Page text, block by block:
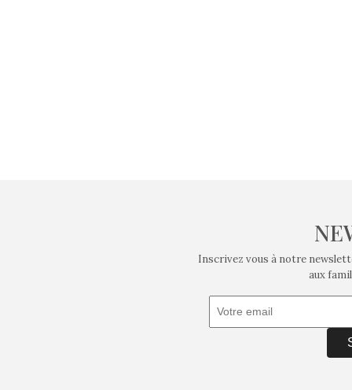
Inscrivez vous à notre
aux